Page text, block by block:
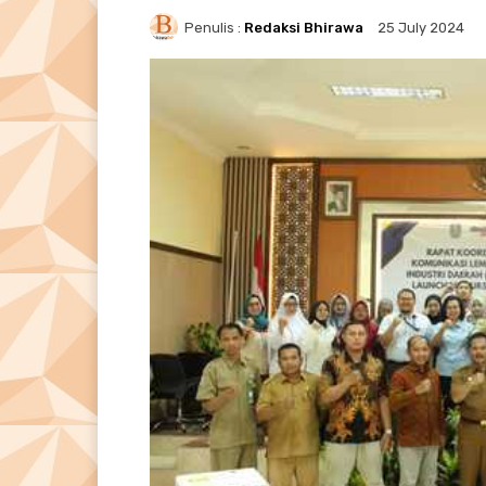
Penulis : Redaksi Bhirawa 25 July 2024